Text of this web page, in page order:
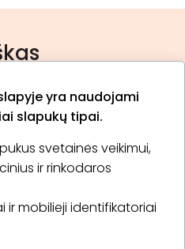
yra naudojami
slapukų tipai.
svetainės veikimui,
ir rinkodaros
ir mobilieji identifikatoriai
politika